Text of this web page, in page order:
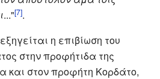
..."[7].
η επιβίωση του
στην προφήτιδα της
και στον προφήτη Κορδάτο,